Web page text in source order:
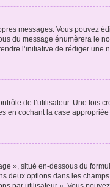
messages. Vous pouvez
message énumèrera le
l’initiative de rédiger
de l’utilisateur. Une fois
cochant la case
», situé en-dessous du
options dans les